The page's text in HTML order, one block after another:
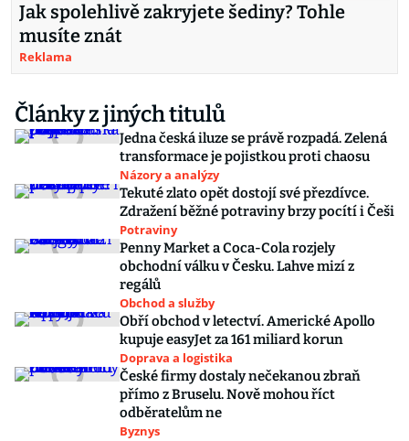
Jak spolehlivě zakryjete šediny? Tohle
musíte znát
Reklama
Články z jiných titulů
Jedna česká iluze se právě rozpadá. Zelená
transformace je pojistkou proti chaosu
Názory a analýzy
Tekuté zlato opět dostojí své přezdívce.
Zdražení běžné potraviny brzy pocítí i Češi
Potraviny
Penny Market a Coca-Cola rozjely
obchodní válku v Česku. Lahve mizí z
regálů
Obchod a služby
Obří obchod v letectví. Americké Apollo
kupuje easyJet za 161 miliard korun
Doprava a logistika
České firmy dostaly nečekanou zbraň
přímo z Bruselu. Nově mohou říct
odběratelům ne
Byznys